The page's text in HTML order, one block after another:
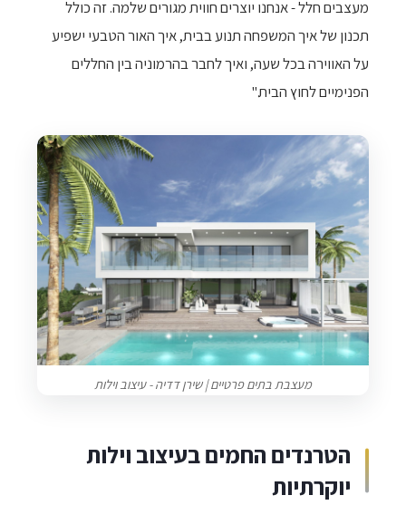
מעצבים חלל - אנחנו יוצרים חווית מגורים שלמה. זה כולל
תכנון של איך המשפחה תנוע בבית, איך האור הטבעי ישפיע
על האווירה בכל שעה, ואיך לחבר בהרמוניה בין החללים
הפנימיים לחוץ הבית."
מעצבת בתים פרטיים | שירן דדיה - עיצוב וילות
הטרנדים החמים בעיצוב וילות
יוקרתיות